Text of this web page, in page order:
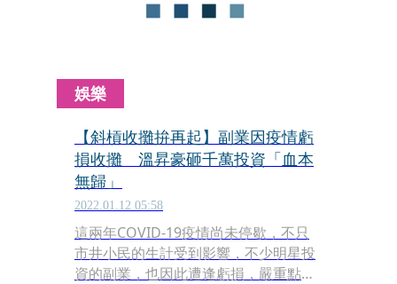
娛樂
【斜槓收攤拚再起】副業因疫情虧
損收攤 溫昇豪砸千萬投資「血本
無歸」
2022.01.12 05:58
這兩年COVID-19疫情尚未停歇，不只
市井小民的生計受到影響，不少明星投
資的副業，也因此遭逢虧損，嚴重點甚